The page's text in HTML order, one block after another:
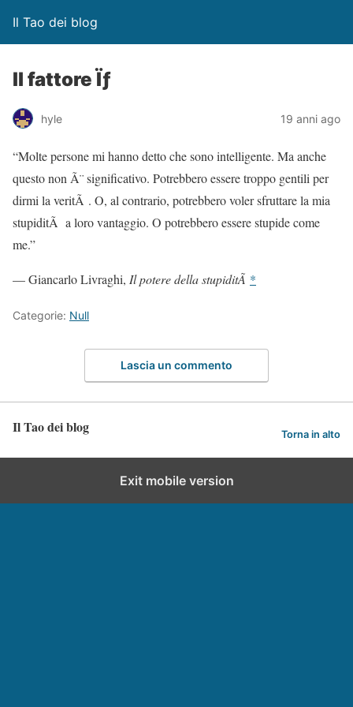
Il Tao dei blog
Il fattore Ïƒ
hyle 19 anni ago
“Molte persone mi hanno detto che sono intelligente. Ma anche
questo non Ã¨ significativo. Potrebbero essere troppo gentili per
dirmi la veritÃ . O, al contrario, potrebbero voler sfruttare la mia
stupiditÃ a loro vantaggio. O potrebbero essere stupide come
me.”
— Giancarlo Livraghi, Il potere della stupiditÃ *
Categorie: Null
Lascia un commento
Il Tao dei blog Torna in alto
Exit mobile version